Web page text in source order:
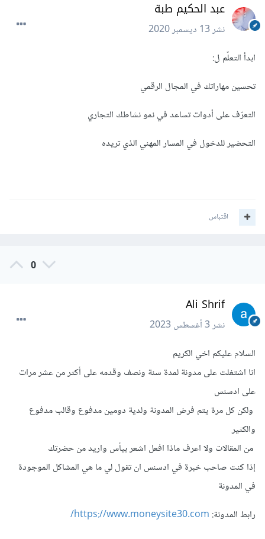
عبد الحكيم طبة
نشر13 ديسمبر 2020
ابدأ التعلّم ل:
تحسين مهاراتك في المجال الرقمي
التعرّف على أدوات تساعد في نمو نشاطك التجاري
التحضير للدخول في المسار المهني الذي تريده
اقتباس
0
Ali Shrif
نشر3 أغسطس 2023
السلام عليكم اخي الكريم
انا اشتغلت على مدونة لمدة سنة ونصف وقدمه على أكثر من عشر مرات
على ادسنس
ولكن كل مرة يتم فرض المدونة ولدية دومين مدفوع وقالب مدفوع
والكثير
من المقالات ولا اعرف ماذا افعل اشعر بيأس واريد من حضرتك
إذا كنت صاحب خبرة في ادسنس ان تقول لي ما هي المشاكل الموجودة
في المدونة
رابط المدونة: https://www.moneysite30.com/